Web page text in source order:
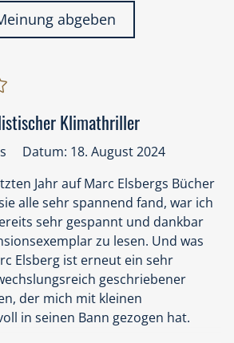
abgeben
Klimathriller
Datum: 18. August 2024
Jahr auf Marc Elsbergs Bücher
alle sehr spannend fand, war ich
sehr gespannt und dankbar
zu lesen. Und was
Elsberg ist erneut ein sehr
geschriebener
der mich mit kleinen
in seinen Bann gezogen hat.